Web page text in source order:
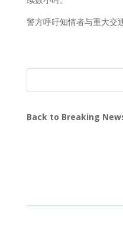
警方呼吁知情者与重大交
Back to Breaking